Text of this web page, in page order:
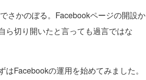
さかのぼる。Facebookページの開設か
ら切り開いたと言っても過言ではな
Facebookの運用を始めてみました。